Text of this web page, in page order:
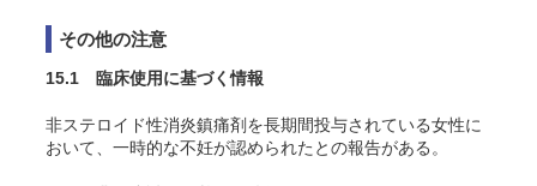
その他の注意
15.1 臨床使用に基づく情報
非ステロイド性消炎鎮痛剤を長期間投与されている女性に
おいて、一時的な不妊が認められたとの報告がある。